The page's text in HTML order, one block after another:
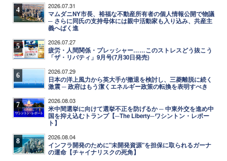
4 2026.07.31
マムダニNY市長、裕福な不動産所有者の個人情報公開で物議
─ さらに同氏の支持母体には親中活動家も入り込み、共産主
義へばく進
5 2026.07.27
疲労・人間関係・プレッシャー……このストレスどう抜こう
「ザ・リバティ」9月号(7月30日発売)
6 2026.07.29
日本の洋上風力から英大手が撤退を検討し、三菱離脱に続く
激震 ─ 政府はもう潔くエネルギー政策の転換を表明すべき
7 2026.08.03
米中間選挙に向けて選挙不正を防げるか ─ 中東外交を進め中
国を抑え込むトランプ【─The Liberty─ワシントン・レポー
ト】
8 2026.08.04
インフラ開発のために"未開発資源"を担保に取られるガーナ
の運命【チャイナリスクの死角】